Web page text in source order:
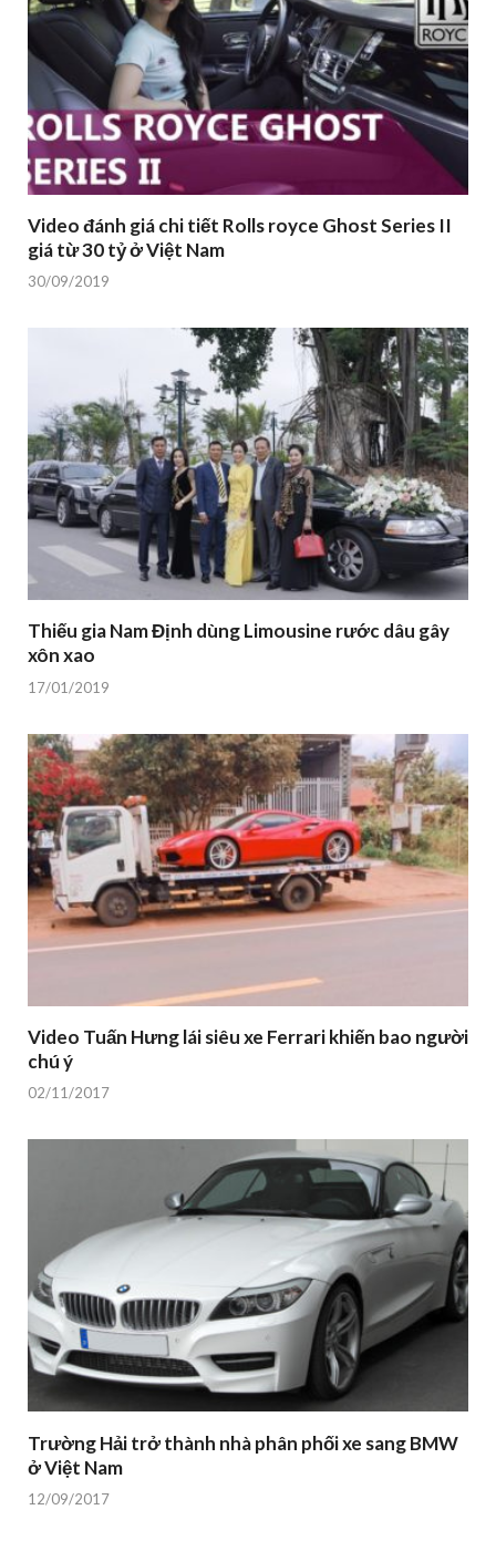
Video đánh giá chi tiết Rolls royce Ghost Series II
giá từ 30 tỷ ở Việt Nam
30/09/2019
Thiếu gia Nam Định dùng Limousine rước dâu gây
xôn xao
17/01/2019
Video Tuấn Hưng lái siêu xe Ferrari khiến bao người
chú ý
02/11/2017
Trường Hải trở thành nhà phân phối xe sang BMW
ở Việt Nam
12/09/2017